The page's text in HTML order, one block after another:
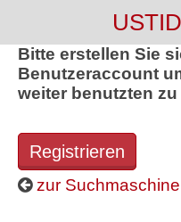
USTID
Bitte erstellen Sie
Benutzeraccount
weiter benutzten
Registrieren
zur Suchmaschine